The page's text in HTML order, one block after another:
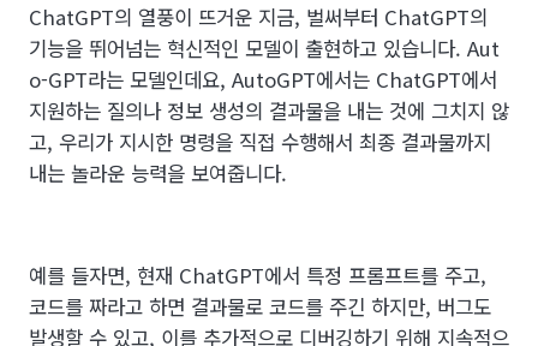
ChatGPT의 열풍이 뜨거운 지금, 벌써부터 ChatGPT의
기능을 뛰어넘는 혁신적인 모델이 출현하고 있습니다. Aut
o-GPT라는 모델인데요, AutoGPT에서는 ChatGPT에서
지원하는 질의나 정보 생성의 결과물을 내는 것에 그치지 않
고, 우리가 지시한 명령을 직접 수행해서 최종 결과물까지
내는 놀라운 능력을 보여줍니다.
예를 들자면, 현재 ChatGPT에서 특정 프롬프트를 주고,
코드를 짜라고 하면 결과물로 코드를 주긴 하지만, 버그도
발생할 수 있고, 이를 추가적으로 디버깅하기 위해 지속적으